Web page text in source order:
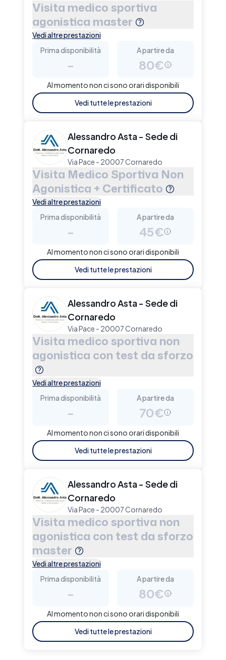
Visita medico sportiva
agonistica master
Vedi altre prestazioni
Prima disponibilità
-
A partire da
80€
Al momento non ci sono orari disponibili
Vedi tutte le prestazioni
Alessandro Asta - Sede di
Cornaredo
Via Pace - 20007 Cornaredo
Visita Medico Sportiva Non
Agonistica + Certificato
Vedi altre prestazioni
Prima disponibilità
-
A partire da
45€
Al momento non ci sono orari disponibili
Vedi tutte le prestazioni
Alessandro Asta - Sede di
Cornaredo
Via Pace - 20007 Cornaredo
Visita medico sportiva non
agonistica con test da sforzo
Vedi altre prestazioni
Prima disponibilità
-
A partire da
70€
Al momento non ci sono orari disponibili
Vedi tutte le prestazioni
Alessandro Asta - Sede di
Cornaredo
Via Pace - 20007 Cornaredo
Visita medico sportiva non
agonistica con test da sforzo
master
Vedi altre prestazioni
Prima disponibilità
-
A partire da
80€
Al momento non ci sono orari disponibili
Vedi tutte le prestazioni